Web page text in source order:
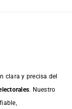
clara y precisa del
. Nuestro